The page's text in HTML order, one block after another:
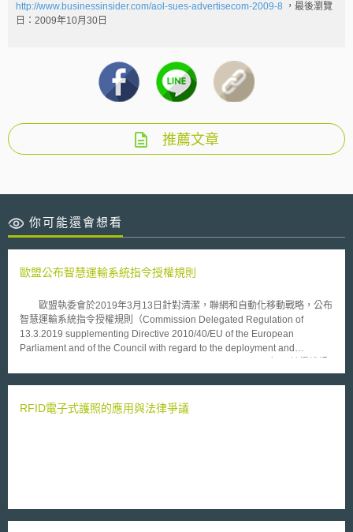
http://www.businessinsider.com/aol-sues-advertisecom-2009-8 ，最後瀏覽
日：2009年10月30日
推薦文章
你可能還會想看
歐盟公布智慧運輸系統指令授權規則
歐盟執委會於2019年3月13日針對清潔，聯網和自動化移動戰略，公布
智慧運輸系統指令授權規則（Commission Delegated Regulation of
13.3.2019 supplementing Directive 2010/40/EU of the European
Parliament and of the Council with regard to the deployment and
則（Delegated Regulation）係歐盟執委會為執行智慧運輸系統指令（ITS
針，進一步讓各國能夠對自動及聯網化駕駛車輛進行型式認可，以加速相關
RFID電子式護照的應用與法律爭議